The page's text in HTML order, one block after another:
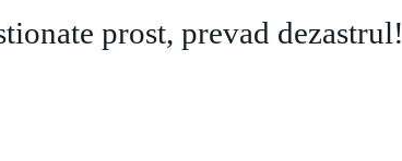
prost, prevad dezastrul!